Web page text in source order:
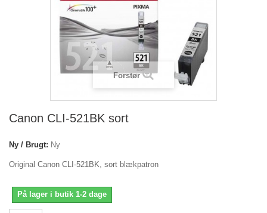
Forstør
Canon CLI-521BK sort
Ny / Brugt: Ny
Original Canon CLI-521BK, sort blækpatron
På lager i butik 1-2 dage